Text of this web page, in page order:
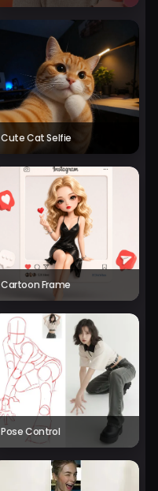
Cute Cat Selfie
Cartoon Frame
Pose Control